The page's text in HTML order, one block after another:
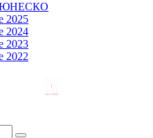
ЮНЕСКО
2025
2024
2023
2022